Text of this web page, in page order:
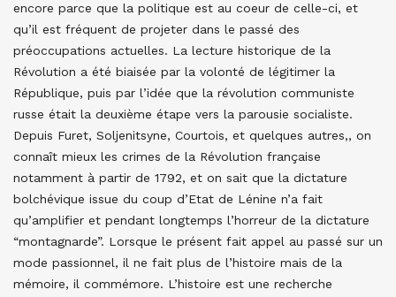
encore parce que la politique est au coeur de celle-ci, et
qu’il est fréquent de projeter dans le passé des
préoccupations actuelles. La lecture historique de la
Révolution a été biaisée par la volonté de légitimer la
République, puis par l’idée que la révolution communiste
russe était la deuxième étape vers la parousie socialiste.
Depuis Furet, Soljenitsyne, Courtois, et quelques autres,, on
connaît mieux les crimes de la Révolution française
notamment à partir de 1792, et on sait que la dictature
bolchévique issue du coup d’Etat de Lénine n’a fait
qu’amplifier et pendant longtemps l’horreur de la dictature
“montagnarde”. Lorsque le présent fait appel au passé sur un
mode passionnel, il ne fait plus de l’histoire mais de la
mémoire, il commémore. L’histoire est une recherche